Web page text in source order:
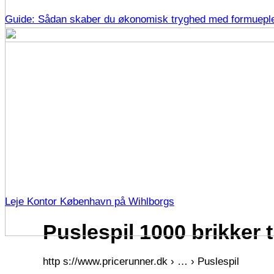
Guide: Sådan skaber du økonomisk tryghed med
Leje Kontor København på Wihlborgs
Puslespil 1000 brikker
http s://www.pricerunner.dk › … › Puslespil